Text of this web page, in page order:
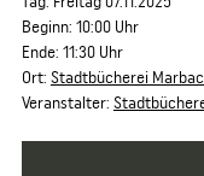
Beginn: 10:00 Uhr
Ende: 11:30 Uhr
Ort: Stadtbücherei
Veranstalter: